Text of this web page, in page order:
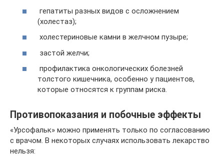
гепатиты разных видов с осложнением
(холестаз);
холестериновые камни в желчном пузыре;
застой желчи;
профилактика онкологических болезней
толстого кишечника, особенно у пациентов,
которые относятся к группам риска.
Противопоказания и побочные эффекты
«Урсофальк» можно применять только по согласованию
с врачом. В некоторых случаях использовать лекарство
нельзя: